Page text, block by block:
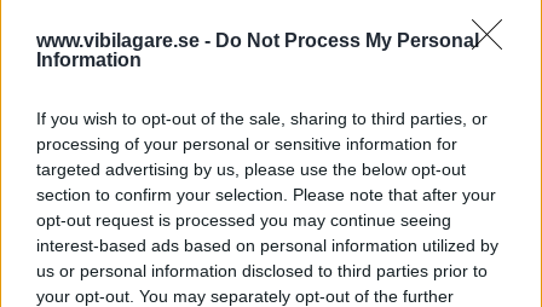
www.vibilagare.se - Do Not Process My Personal
Information
If you wish to opt-out of the sale, sharing to third parties, or
processing of your personal or sensitive information for
targeted advertising by us, please use the below opt-out
section to confirm your selection. Please note that after your
opt-out request is processed you may continue seeing
interest-based ads based on personal information utilized by
us or personal information disclosed to third parties prior to
your opt-out. You may separately opt-out of the further
Långtestbilen som
lyckas bäst i
LÅNGTEST 29 juni 2021 Tung last, knepig undanmanöver, vass
klimatanläggning och säkra köregenskaper i värmen –
kraven är hårda på våra långtestbilar inför sommaren.
Vilken bil klarar den tuffa uppgiften bäst?
1 kommentarer Gasa (15) Bromsa (5)